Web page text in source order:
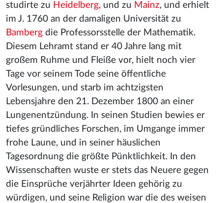
studirte zu Heidelberg, und zu Mainz, und erhielt
im J. 1760 an der damaligen Universität zu
Bamberg die Professorsstelle der Mathematik.
Diesem Lehramt stand er 40 Jahre lang mit
großem Ruhme und Fleiße vor, hielt noch vier
Tage vor seinem Tode seine öffentliche
Vorlesungen, und starb im achtzigsten
Lebensjahre den 21. Dezember 1800 an einer
Lungenentzündung. In seinen Studien bewies er
tiefes gründliches Forschen, im Umgange immer
frohe Laune, und in seiner häuslichen
Tagesordnung die größte Pünktlichkeit. In den
Wissenschaften wuste er stets das Neuere gegen
die Einsprüche verjährter Ideen gehörig zu
würdigen, und seine Religion war die des weisen